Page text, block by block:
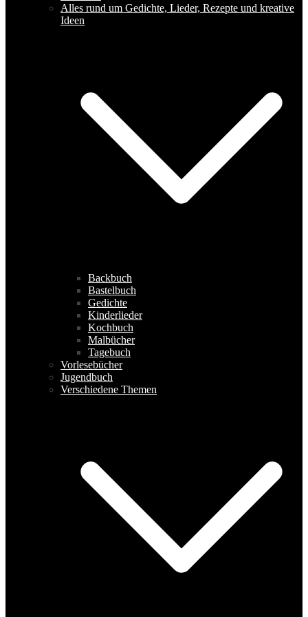
Alles rund um Gedichte, Lieder, Rezepte und kreative
Ideen
Backbuch
Bastelbuch
Gedichte
Kinderlieder
Kochbuch
Malbücher
Tagebuch
Vorlesebücher
Jugendbuch
Verschiedene Themen